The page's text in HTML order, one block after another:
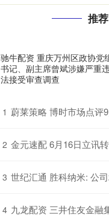
推
驰牛配资 重庆万州区政协党
书记、副主席曾斌涉嫌严重
法接受审查调查
1 蔚莱策略 博时市场点评9月19日
2 金元速配 6月16日立讯转债
3 世纪汇通 胜科纳米: 公司2024年度会
4 九龙配资 三井住友金融集团将增持